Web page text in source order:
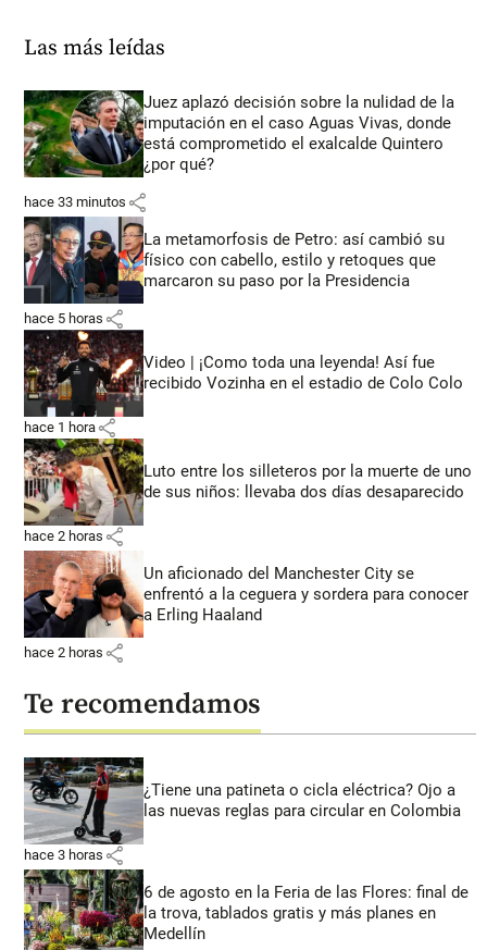
Las más leídas
Juez aplazó decisión sobre la nulidad de la
imputación en el caso Aguas Vivas, donde
está comprometido el exalcalde Quintero
¿por qué?
hace 33 minutos share
La metamorfosis de Petro: así cambió su
físico con cabello, estilo y retoques que
marcaron su paso por la Presidencia
hace 5 horas share
Video | ¡Como toda una leyenda! Así fue
recibido Vozinha en el estadio de Colo Colo
hace 1 hora share
Luto entre los silleteros por la muerte de uno
de sus niños: llevaba dos días desaparecido
hace 2 horas share
Un aficionado del Manchester City se
enfrentó a la ceguera y sordera para conocer
a Erling Haaland
hace 2 horas share
Te recomendamos
¿Tiene una patineta o cicla eléctrica? Ojo a
las nuevas reglas para circular en Colombia
hace 3 horas share
6 de agosto en la Feria de las Flores: final de
la trova, tablados gratis y más planes en
Medellín